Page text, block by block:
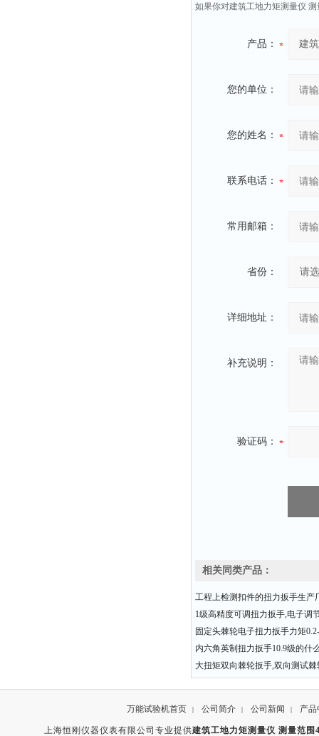
如果你对建筑工地力矩测量仪
产品：
您的单位：
您的姓名：
联系电话：
常用邮箱：
省份：
详细地址：
补充说明：
验证码：
相关同类产品：
工程上检测扣件的扭力扳手生产
1级高精度可调扭力扳手,电子调
固定头棘轮电子扭力扳手力矩
内六角英制扭力扳手10.9级的什
大扭矩双向棘轮扳手,双向测试
万能试验机首页 | 公司简介 | 公司新闻 | 产品
上海恒刚仪器仪表有限公司专业提供建筑工地力矩测量仪 测量范围